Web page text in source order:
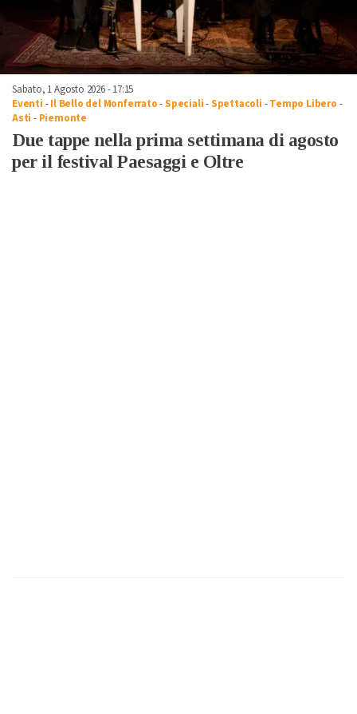
Sabato, 1 Agosto 2026 - 17:15
Eventi -Il Bello del Monferrato-Speciali-Spettacoli -Tempo Libero -
Asti - Piemonte
Due tappe nella prima settimana di agosto
per il festival Paesaggi e Oltre